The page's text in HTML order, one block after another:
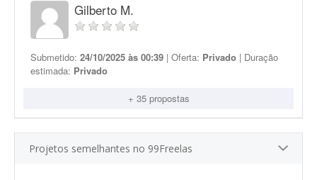
Gilberto M.
Submetido: 24/10/2025 às 00:39 | Oferta: Privado | Duração
estimada: Privado
+ 35 propostas
Projetos semelhantes no 99Freelas